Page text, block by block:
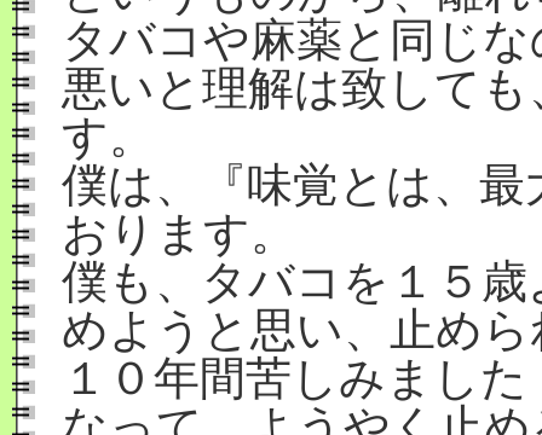
タバコや麻薬と同じ
悪いと理解は致して
す。
僕は、『味覚とは、
おります。
僕も、タバコを１５
めようと思い、止めら
１０年間苦しみまし